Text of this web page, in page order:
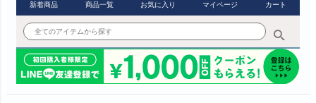
新着商品 商品一覧 お気に入り マイページ カート